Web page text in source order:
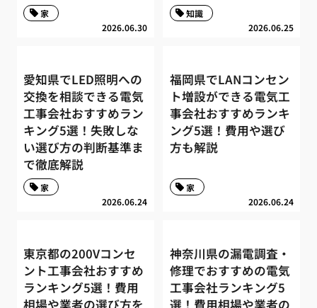
2026.06.30
家
2026.06.25
知識
愛知県でLED照明への
交換を相談できる電気
工事会社おすすめラン
キング5選！失敗しな
い選び方の判断基準ま
で徹底解説
2026.06.24
家
福岡県でLANコンセン
ト増設ができる電気工
事会社おすすめランキ
ング5選！費用や選び
方も解説
2026.06.24
家
東京都の200Vコンセ
ント工事会社おすすめ
ランキング5選！費用
相場や業者の選び方を
神奈川県の漏電調査・
修理でおすすめの電気
工事会社ランキング5
選！費用相場や業者の